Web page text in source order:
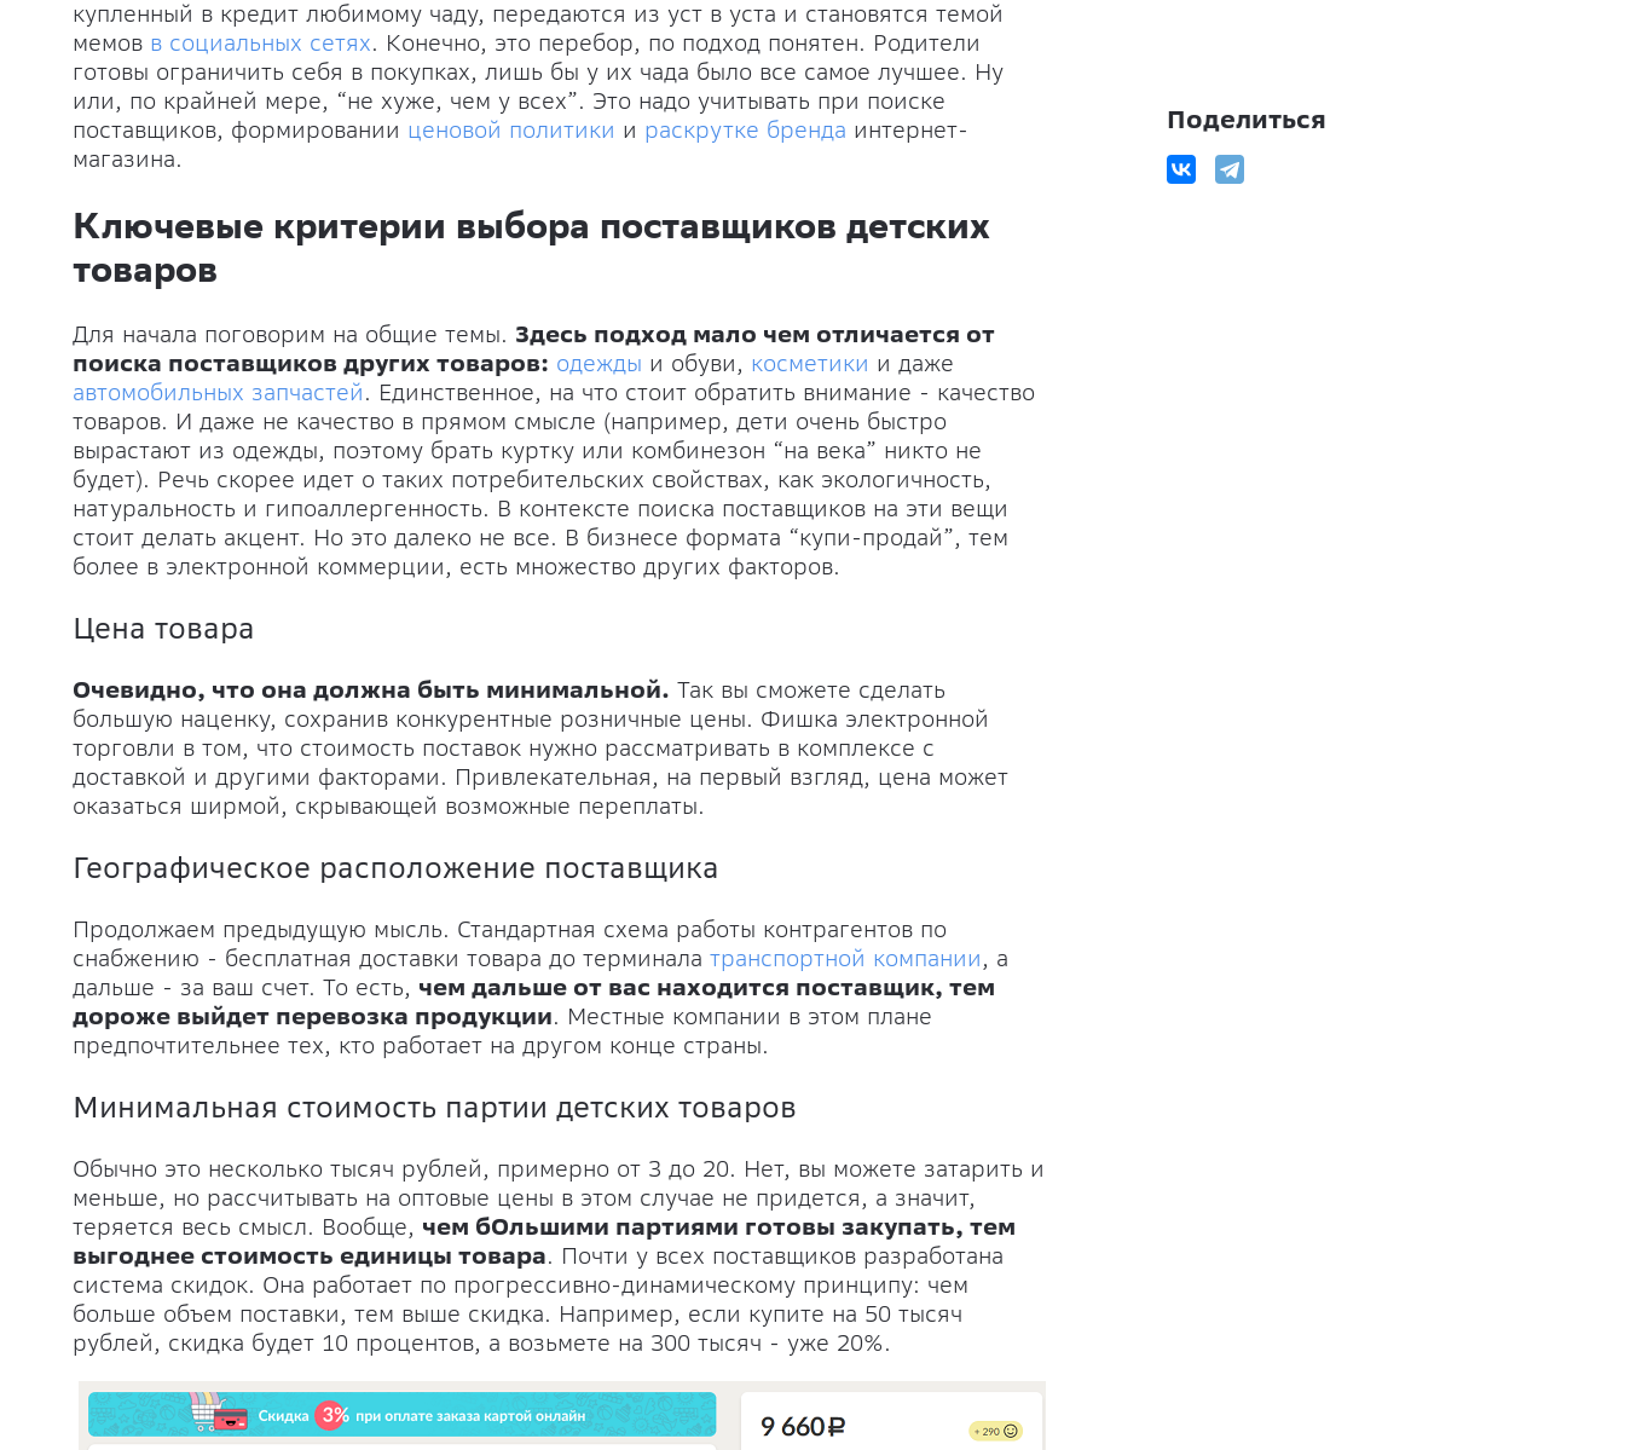
купленный в кредит любимому чаду, передаются из уст в уста и становятся темой
мемов в социальных сетях. Конечно, это перебор, по подход понятен. Родители
готовы ограничить себя в покупках, лишь бы у их чада было все самое лучшее. Ну
или, по крайней мере, “не хуже, чем у всех”. Это надо учитывать при поиске
поставщиков, формировании ценовой политики и раскрутке бренда интернет-
магазина.
Ключевые критерии выбора поставщиков детских
товаров
Для начала поговорим на общие темы. Здесь подход мало чем отличается от
поиска поставщиков других товаров: одежды и обуви, косметики и даже
автомобильных запчастей. Единственное, на что стоит обратить внимание - качество
товаров. И даже не качество в прямом смысле (например, дети очень быстро
вырастают из одежды, поэтому брать куртку или комбинезон “на века” никто не
будет). Речь скорее идет о таких потребительских свойствах, как экологичность,
натуральность и гипоаллергенность. В контексте поиска поставщиков на эти вещи
стоит делать акцент. Но это далеко не все. В бизнесе формата “купи-продай”, тем
более в электронной коммерции, есть множество других факторов.
Цена товара
Очевидно, что она должна быть минимальной. Так вы сможете сделать
большую наценку, сохранив конкурентные розничные цены. Фишка электронной
торговли в том, что стоимость поставок нужно рассматривать в комплексе с
доставкой и другими факторами. Привлекательная, на первый взгляд, цена может
оказаться ширмой, скрывающей возможные переплаты.
Географическое расположение поставщика
Продолжаем предыдущую мысль. Стандартная схема работы контрагентов по
снабжению - бесплатная доставки товара до терминала транспортной компании, а
дальше - за ваш счет. То есть, чем дальше от вас находится поставщик, тем
дороже выйдет перевозка продукции. Местные компании в этом плане
предпочтительнее тех, кто работает на другом конце страны.
Mинимальная стоимость партии детских товаров
Обычно это несколько тысяч рублей, примерно от 3 до 20. Нет, вы можете затарить и
меньше, но рассчитывать на оптовые цены в этом случае не придется, а значит,
теряется весь смысл. Вообще, чем бОльшими партиями готовы закупать, тем
выгоднее стоимость единицы товара. Почти у всех поставщиков разработана
система скидок. Она работает по прогрессивно-динамическому принципу: чем
больше объем поставки, тем выше скидка. Например, если купите на 50 тысяч
рублей, скидка будет 10 процентов, а возьмете на 300 тысяч - уже 20%.
Поделиться